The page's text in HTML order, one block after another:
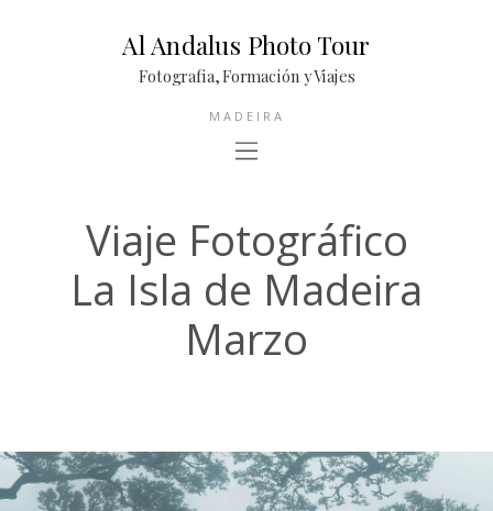
Al Andalus Photo Tour
Fotografia, Formación y Viajes
MADEIRA
Viaje Fotográfico
La Isla de Madeira
Marzo